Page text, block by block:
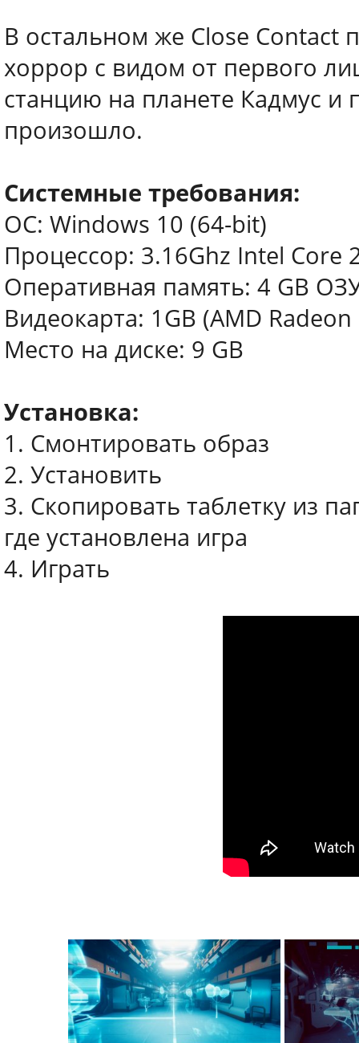
В остальном же Close Contact
хоррор с видом от первого
станцию на планете Кадмус и
произошло.
Системные требования:
ОС: Windows 10 (64-bit)
Процессор: 3.16Ghz Intel Core
Оперативная память: 4 GB
Видеокарта: 1GB (AMD
Место на диске: 9 GB
Установка:
1. Смонтировать образ
2. Установить
3. Скопировать таблетку из
где установлена игра
4. Играть